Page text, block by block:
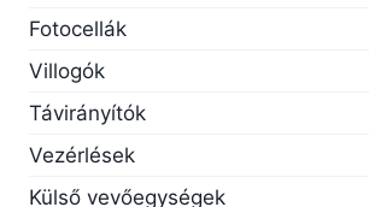
Fotocellák
Villogók
Távirányítók
Vezérlések
Külső vevőegységek